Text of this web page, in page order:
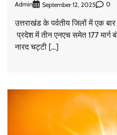
Admin September 12, 2025 0
उत्तराखंड के पर्वतीय जिलों में एक
प्रदेश में तीन एनएच समेत 177 मार्ग
नारद चट्टी […]